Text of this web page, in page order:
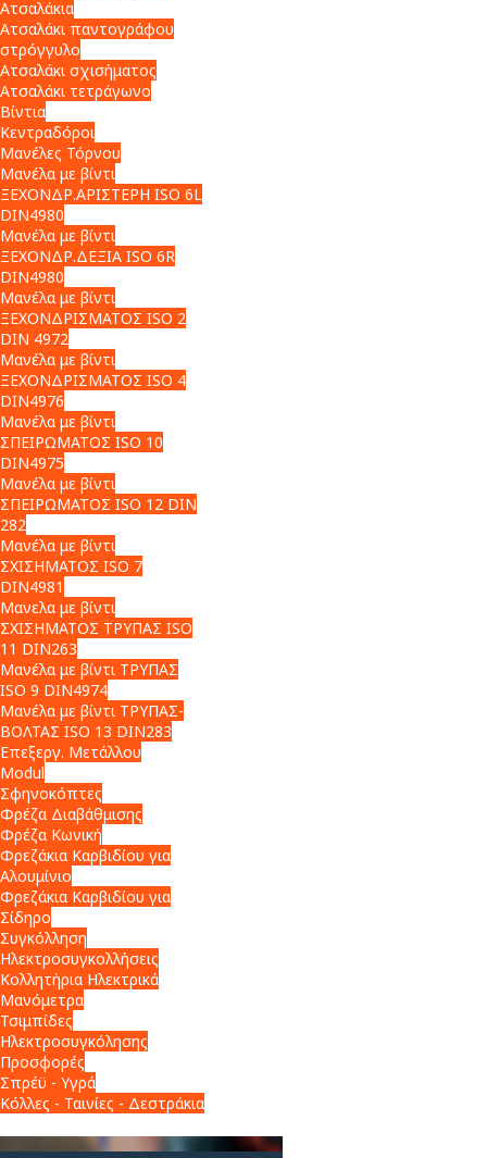
Ατσαλάκια
Ατσαλάκι παντογράφου
στρόγγυλο
Ατσαλάκι σχισήματος
Ατσαλάκι τετράγωνο
Βίντια
Κεντραδόροι
Μανέλες Τόρνου
Μανέλα με βίντι
ΞΕΧΟΝΔΡ.ΑΡΙΣΤΕΡΗ ISO 6L
DIN4980
Μανέλα με βίντι
ΞΕΧΟΝΔΡ.ΔΕΞΙΑ ISO 6R
DIN4980
Μανέλα με βίντι
ΞΕΧΟΝΔΡΙΣΜΑΤΟΣ ISO 2
DIN 4972
Μανέλα με βίντι
ΞΕΧΟΝΔΡΙΣΜΑΤΟΣ ISO 4
DIN4976
Μανέλα με βίντι
ΣΠΕΙΡΩΜΑΤΟΣ ISO 10
DIN4975
Μανέλα με βίντι
ΣΠΕΙΡΩΜΑΤΟΣ ISO 12 DIN
282
Μανέλα με βίντι
ΣΧΙΣΗΜΑΤΟΣ ISO 7
DIN4981
Μανελα με βίντι
ΣΧΙΣΗΜΑΤΟΣ ΤΡΥΠΑΣ ISO
11 DIN263
Μανέλα με βίντι ΤΡΥΠΑΣ
ISO 9 DIN4974
Μανέλα με βίντι ΤΡΥΠΑΣ-
ΒΟΛΤΑΣ ISO 13 DIN283
Επεξεργ. Μετάλλου
Modul
Σφηνοκόπτες
Φρέζα Διαβάθμισης
Φρέζα Κωνική
Φρεζάκια Καρβιδίου για
Αλουμίνιο
Φρεζάκια Καρβιδίου για
Σίδηρο
Συγκόλληση
Ηλεκτροσυγκολλήσεις
Κολλητήρια Ηλεκτρικά
Μανόμετρα
Τσιμπίδες
Ηλεκτροσυγκόλησης
Προσφορές
Σπρέϋ - Υγρά
Κόλλες - Ταινίες - Δεστράκια